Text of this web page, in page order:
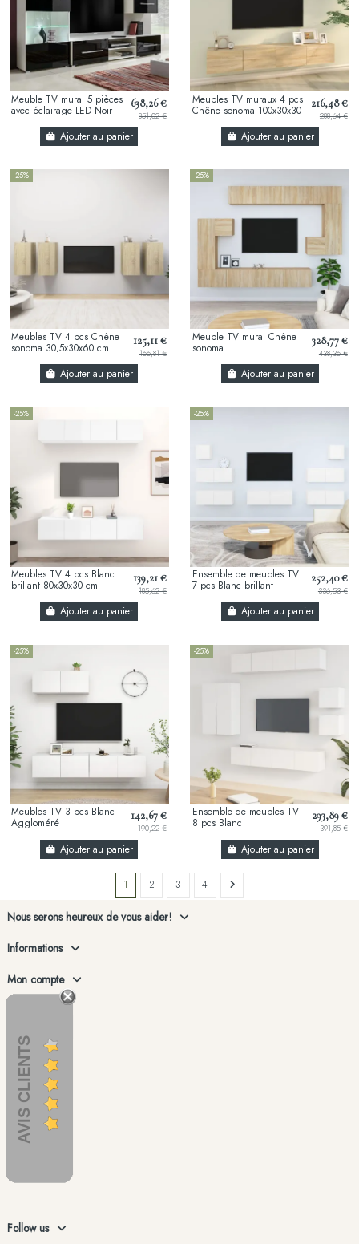
Meuble TV mural 5 pièces
avec éclairage LED Noir
638,26 €
851,02 €
Ajouter au panier
Meubles TV muraux 4 pcs
Chêne sonoma 100x30x30
216,48 €
288,64 €
Ajouter au panier
-25%
Meubles TV 4 pcs Chêne
sonoma 30,5x30x60 cm
125,11 €
166,81 €
Ajouter au panier
-25%
Meuble TV mural Chêne
sonoma
328,77 €
438,36 €
Ajouter au panier
-25%
Meubles TV 4 pcs Blanc
brillant 80x30x30 cm
139,21 €
185,62 €
Ajouter au panier
-25%
Ensemble de meubles TV
7 pcs Blanc brillant
252,40 €
336,53 €
Ajouter au panier
-25%
Meubles TV 3 pcs Blanc
Aggloméré
142,67 €
190,22 €
Ajouter au panier
-25%
Ensemble de meubles TV
8 pcs Blanc
293,89 €
391,85 €
Ajouter au panier
1 2 3 4
Nous serons heureux de vous aider!
Informations
Mon compte
AVIS CLIENTS
Follow us